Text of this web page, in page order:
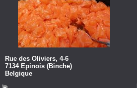
Rue des Oliviers, 4-6
7134 Epinois (Binche)
Belgique